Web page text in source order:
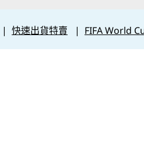
| 快速出貨特賣 | FIFA World